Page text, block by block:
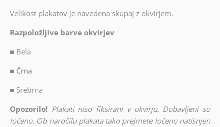
Velikost plakatov je navedena skupaj z okvirjem.
Razpoložljive barve okvirjev
■ Bela
■ Črna
■ Srebrna
Opozorilo! Plakati niso fiksirani v okvirju. Dobavljeni so
ločeno. Ob naročilu plakata tako prejmete ločeno natisnjen